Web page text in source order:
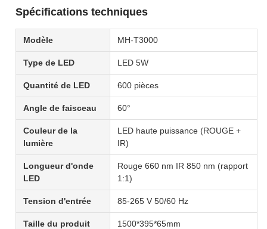
Spécifications techniques
Modèle MH-T3000
Type de LED LED 5W
Quantité de LED 600 pièces
Angle de faisceau 60°
Couleur de la
lumière
LED haute puissance (ROUGE +
IR)
Longueur d'onde
LED
Rouge 660 nm IR 850 nm (rapport
1:1)
Tension d'entrée 85-265 V 50/60 Hz
Taille du produit 1500*395*65mm